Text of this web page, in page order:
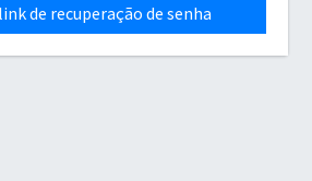
de recuperação de senha